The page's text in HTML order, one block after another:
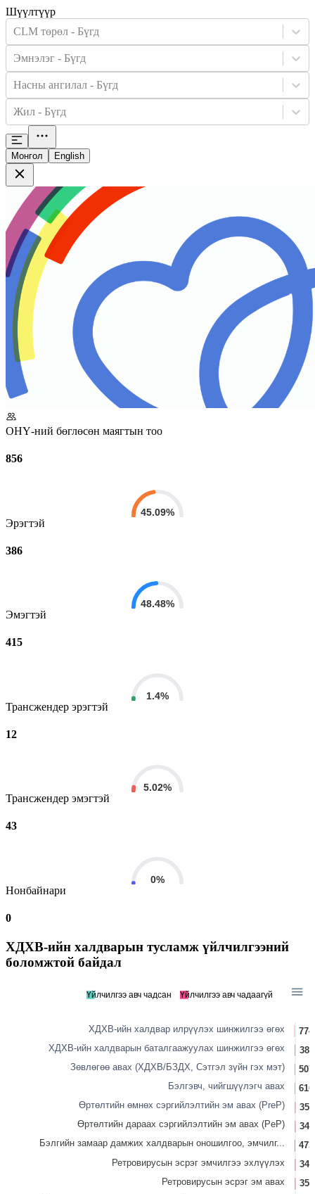
Шүүлтүүр
CLM төрөл - Бүгд
Эмнэлэг - Бүгд
Насны ангилал - Бүгд
Жил - Бүгд
Монгол English
ОНҮ-ний бөглөсөн маягтын тоо
856
45.09%
Эрэгтэй
386
48.48%
Эмэгтэй
415
1.4%
Трансжендер эрэгтэй
12
5.02%
Трансжендер эмэгтэй
43
0%
Нонбайнари
0
ХДХВ-ийн халдварын тусламж үйлчилгээний
боломжтой байдал
774
386
507
610
350
347
473
347
351
ХДХВ-ийн халдвар илрүүлэх шинжилгээ өгөх
ХДХВ-ийн халдварын баталгаажуулах шинжилгээ өгөх
Зөвлөгөө авах (ХДХВ/БЗДХ, Сэтгэл зүйн гэх мэт)
Бэлгэвч, чийгшүүлэгч авах
Өртөлтийн өмнөх сэргийлэлтийн эм авах (PreP)
Өртөлтийн дараах сэргийлэлтийн эм авах (PeP)
Бэлгийн замаар дамжих халдварын оношилгоо, эмчилг...
Ретровирусын эсрэг эмчилгээ эхлүүлэх
Ретровирусын эсрэг эм авах
Үйлчилгээ авч чадсан Үйлчилгээ авч чадаагүй